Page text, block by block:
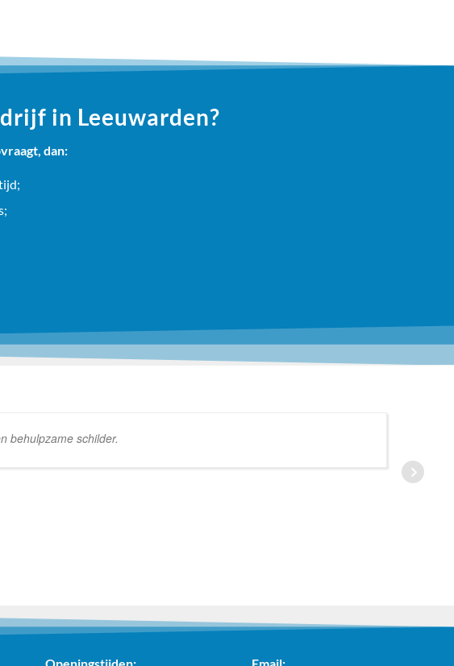
in Leeuwarden?
dan:
behulpzame schilder.